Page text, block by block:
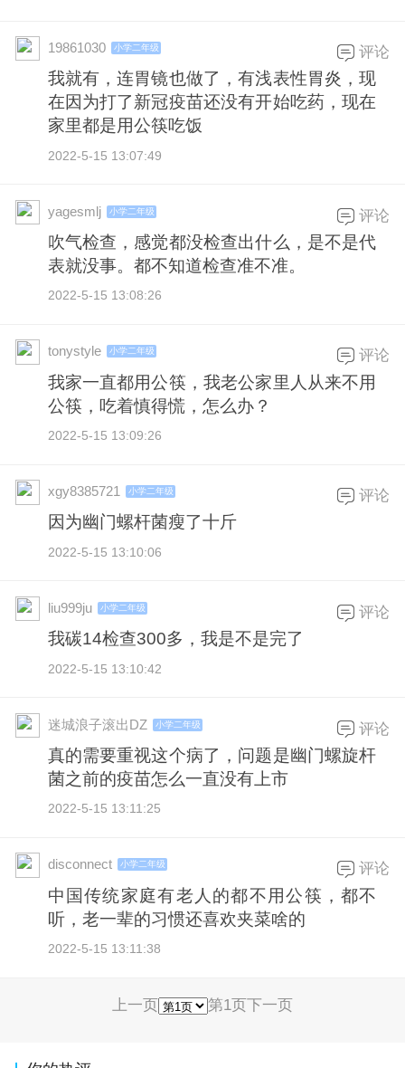
19861030 小学二年级
我就有，连胃镜也做了，有浅表性胃炎，现
在因为打了新冠疫苗还没有开始吃药，现在
家里都是用公筷吃饭
2022-5-15 13:07:49
评论
yagesmlj 小学二年级
吹气检查，感觉都没检查出什么，是不是代
表就没事。都不知道检查准不准。
2022-5-15 13:08:26
评论
tonystyle 小学二年级
我家一直都用公筷，我老公家里人从来不用
公筷，吃着慎得慌，怎么办？
2022-5-15 13:09:26
评论
xgy8385721 小学二年级
因为幽门螺杆菌瘦了十斤
2022-5-15 13:10:06
评论
liu999ju 小学二年级
我碳14检查300多，我是不是完了
2022-5-15 13:10:42
评论
迷城浪子滚出DZ 小学二年级
真的需要重视这个病了，问题是幽门螺旋杆
菌之前的疫苗怎么一直没有上市
2022-5-15 13:11:25
评论
disconnect 小学二年级
中国传统家庭有老人的都不用公筷，都不
听，老一辈的习惯还喜欢夹菜啥的
2022-5-15 13:11:38
评论
上一页 第1页下一页